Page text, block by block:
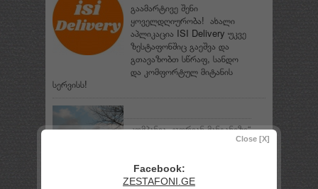
გაამარტივე შენი
ყოველდღიურობა! ახალი
აპლიკაცია ISI Delivery უკვე
ზესტაფონშიც გაეშვა და
გთავაზობთ სწრაფ, სანდო
და კომფორტულ მიტანის
სერვისს!
კომპანია „ჯორიან მანგანეზი“
Close [X]
Facebook:
ZESTAFONI.GE